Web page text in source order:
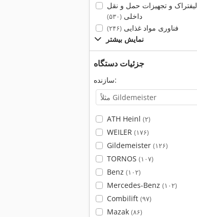
لیفتراک و تجهیزات حمل و نقل
داخلی(۵۳۰)
فناوری مواد غذایی(۲۴۶)
نمایش بیشتر
جزئیات دستگاه
سازنده:
ATH Heinl (۲)
WEILER (۱۷۶)
Gildemeister (۱۲۶)
TORNOS (۱۰۷)
Benz (۱۰۲)
Mercedes-Benz (۱۰۲)
Combilift (۹۷)
Mazak (۸۶)